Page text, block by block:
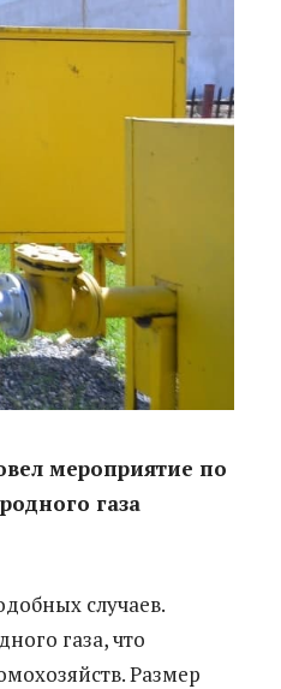
мероприятие по
газа
случаев.
газа, что
Размер